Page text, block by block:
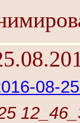
08-